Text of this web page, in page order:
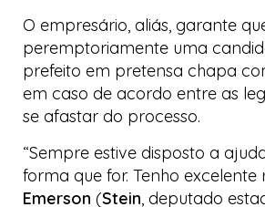
O empresário, aliás, garante
peremptoriamente uma
prefeito em pretensa chapa
em caso de acordo entre as
se afastar do processo.
“Sempre estive disposto a
forma que for. Tenho
Emerson (Stein, deputado